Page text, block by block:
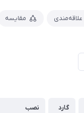
علاقه‌مندی مقایسه
گارد
نصب